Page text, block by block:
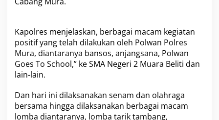
l
o
m
b
a
Kapolres menjelaskan, berbagai macam kegiatan
positif yang telah dilakukan oleh Polwan Polres
Mura, diantaranya bansos, anjangsana, Polwan
Goes To School,” ke SMA Negeri 2 Muara Beliti dan
lain-lain.
Dan hari ini dilaksanakan senam dan olahraga
bersama hingga dilaksanakan berbagai macam
lomba diantaranya, lomba tarik tambang,